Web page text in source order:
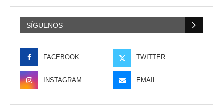
SÍGUENOS
FACEBOOK TWITTER
INSTAGRAM EMAIL